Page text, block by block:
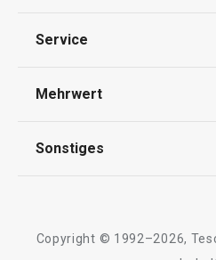
Impressum
Service
Kontaktformular
Mehrwert
Qualität
Sonstiges
Copyright © 1992–2026,